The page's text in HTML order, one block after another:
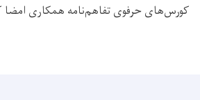
کورس‌های حرفوی تفاهم‌نامه همکاری